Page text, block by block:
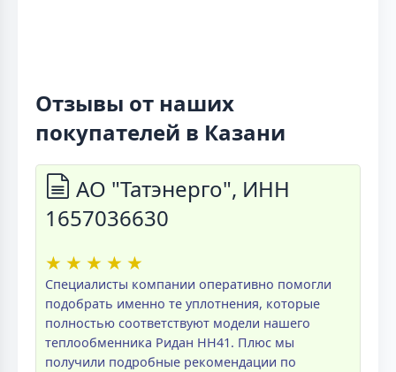
Отзывы от наших
покупателей в Казани
АО "Татэнерго", ИНН
1657036630
★ ★ ★ ★ ★
Специалисты компании оперативно помогли
подобрать именно те уплотнения, которые
полностью соответствуют модели нашего
теплообменника Ридан НН41. Плюс мы
получили подробные рекомендации по